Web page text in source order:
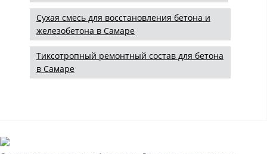
Сухая смесь для восстановления бетона и
железобетона в Самаре
Тиксотропный ремонтный состав для бетона
в Самаре